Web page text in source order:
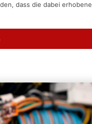
dass die dabei